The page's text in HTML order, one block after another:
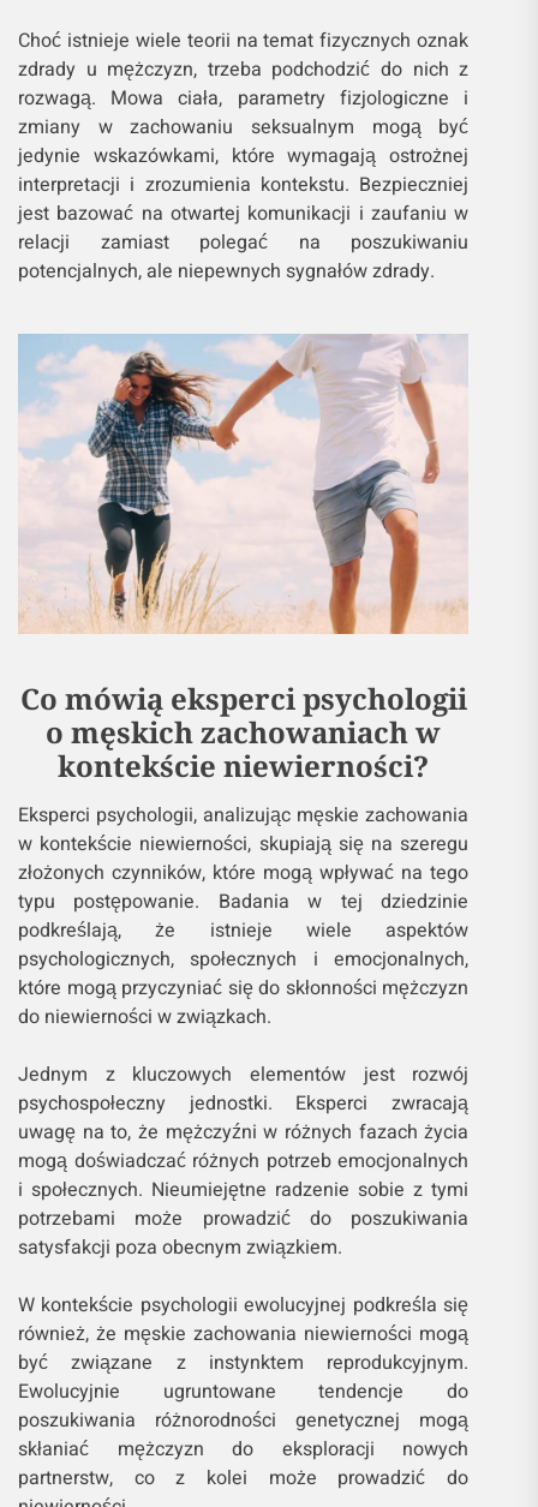
Choć istnieje wiele teorii na temat fizycznych oznak
zdrady u mężczyzn, trzeba podchodzić do nich z
rozwagą. Mowa ciała, parametry fizjologiczne i
zmiany w zachowaniu seksualnym mogą być
jedynie wskazówkami, które wymagają ostrożnej
interpretacji i zrozumienia kontekstu. Bezpieczniej
jest bazować na otwartej komunikacji i zaufaniu w
relacji zamiast polegać na poszukiwaniu
potencjalnych, ale niepewnych sygnałów zdrady.
Co mówią eksperci psychologii
o męskich zachowaniach w
kontekście niewierności?
Eksperci psychologii, analizując męskie zachowania
w kontekście niewierności, skupiają się na szeregu
złożonych czynników, które mogą wpływać na tego
typu postępowanie. Badania w tej dziedzinie
podkreślają, że istnieje wiele aspektów
psychologicznych, społecznych i emocjonalnych,
które mogą przyczyniać się do skłonności mężczyzn
do niewierności w związkach.
Jednym z kluczowych elementów jest rozwój
psychospołeczny jednostki. Eksperci zwracają
uwagę na to, że mężczyźni w różnych fazach życia
mogą doświadczać różnych potrzeb emocjonalnych
i społecznych. Nieumiejętne radzenie sobie z tymi
potrzebami może prowadzić do poszukiwania
satysfakcji poza obecnym związkiem.
W kontekście psychologii ewolucyjnej podkreśla się
również, że męskie zachowania niewierności mogą
być związane z instynktem reprodukcyjnym.
Ewolucyjnie ugruntowane tendencje do
poszukiwania różnorodności genetycznej mogą
skłaniać mężczyzn do eksploracji nowych
partnerstw, co z kolei może prowadzić do